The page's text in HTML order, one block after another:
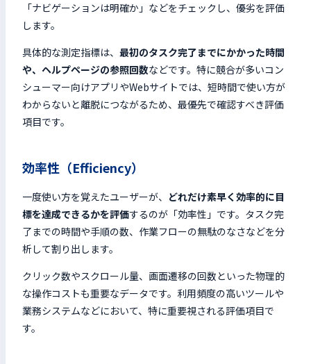
「ナビゲーションは明確か」などをチェックし、優劣を評価
します。
具体的な測定指標は、 最初のタスク完了までにかかった時間
や、ヘルプページの参照回数などです。特に競合が多いコン
シューマー向けアプリやWebサイトでは、短時間で使い方が
わからないと離脱につながるため、最優先で確認すべき評価
項目です。
効率性（Efficiency）
一度使い方を覚えたユーザーが、 どれだけ素早く効率的に目
標を達成できるかを評価するのが「効率性」です。タスク完
了までの時間や手順の数、作業フローの無駄のなさなどを分
析して割り出します。
クリック数やスクロール量、画面遷移の回数といった物理的
な操作コストも重要なデータです。利用頻度の高いツールや
業務システムなどにおいて、特に重要視される評価項目で
す。